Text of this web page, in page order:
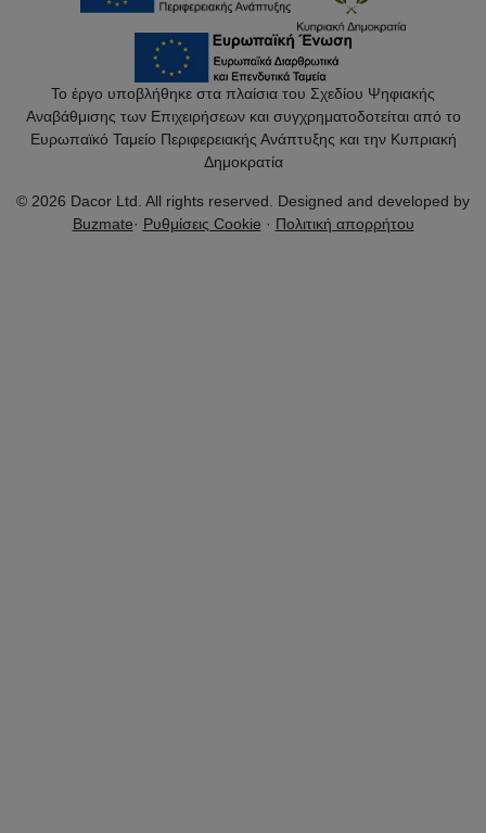
Το έργο υποβλήθηκε στα πλαίσια του Σχεδίου Ψηφιακής
Αναβάθμισης των Επιχειρήσεων και συγχρηματοδοτείται από το
Ευρωπαϊκό Ταμείο Περιφερειακής Ανάπτυξης και την Κυπριακή
Δημοκρατία
© 2026 Dacor Ltd. All rights reserved. Designed and developed by
Buzmate· Ρυθμίσεις Cookie · Πολιτική απορρήτου